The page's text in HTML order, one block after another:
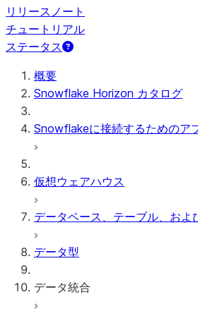
リリースノート
チュートリアル
ステータス
概要
Snowflake Horizon カタログ
Snowflakeに接続するためのア
仮想ウェアハウス
データベース、テーブル、およ
データ型
データ統合